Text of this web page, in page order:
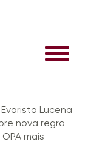
Lucena
nova regra
mais